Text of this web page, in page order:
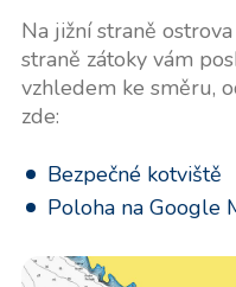
Na jižní straně
straně zátoky vám
vzhledem ke směru,
zde:
Bezpečné kotviště
Poloha na Google